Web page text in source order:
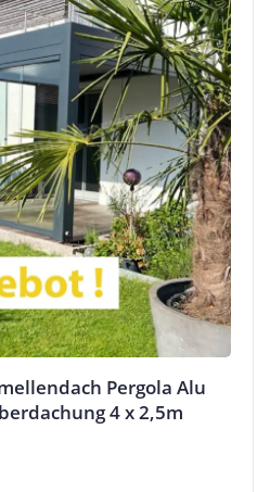
Pergola Alu
4 x 2,5m